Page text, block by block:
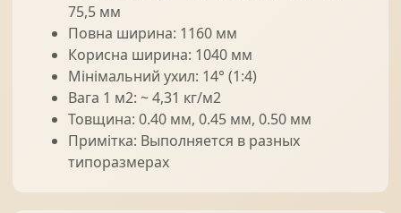
75,5 мм
Повна ширина: 1160 мм
Корисна ширина: 1040 мм
Мінімальний ухил: 14° (1:4)
Вага 1 м2: ~ 4,31 кг/м2
Товщина: 0.40 мм, 0.45 мм, 0.50 мм
Примітка: Выполняется в разных
типоразмерах